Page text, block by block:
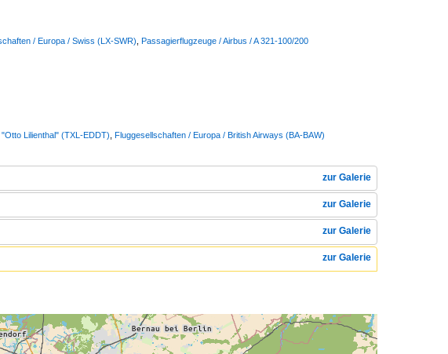
/ Europa / Swiss (LX-SWR) Passagierflugzeuge / Airbus / A 321-100/200
Lilienthal" (TXL-EDDT) Fluggesellschaften / Europa / British Airways (BA-BAW)
zur Galerie
zur Galerie
zur Galerie
zur Galerie